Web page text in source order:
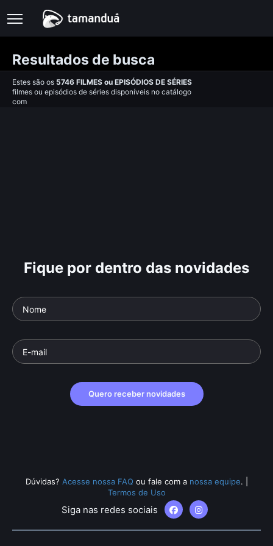
Resultados de busca
Estes são os 5746 FILMES ou EPISÓDIOS DE SÉRIES
filmes ou episódios de séries disponíveis no catálogo
com
Fique por dentro das novidades
Quero receber novidades
Dúvidas? Acesse nossa FAQ ou fale com a nossa equipe.
Termos de Uso
Siga nas redes sociais